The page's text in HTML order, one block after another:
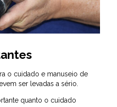
o cuidado e manuseio de
ser levadas a sério.
quanto o cuidado